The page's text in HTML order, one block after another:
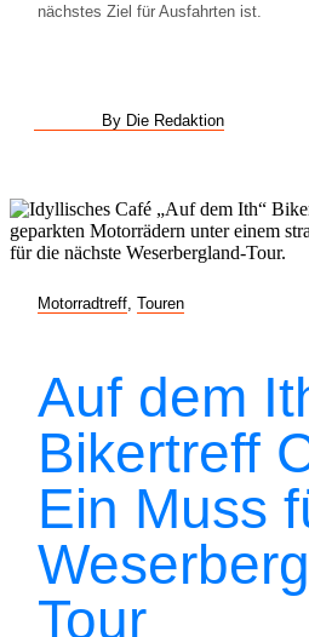
nächstes Ziel für Ausfahrten ist.
By Die Redaktion
Motorradtreff Touren
Auf dem
Bikertreff
Ein Muss
Tour